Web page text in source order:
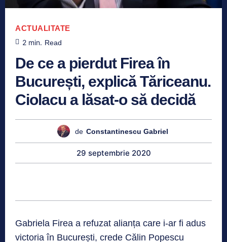
ACTUALITATE
2 min. Read
De ce a pierdut Firea în
București, explică Tăriceanu.
Ciolacu a lăsat-o să decidă
de Constantinescu Gabriel
29 septembrie 2020
Gabriela Firea a refuzat alianța care i-ar fi adus
victoria în București, crede Călin Popescu